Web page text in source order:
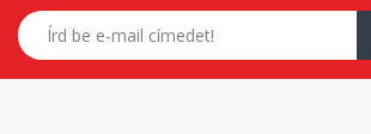
E-mail címed